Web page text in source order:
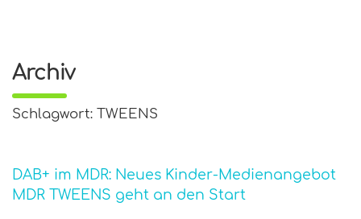
Archiv
Schlagwort: TWEENS
DAB+ im MDR: Neues Kinder-Medienangebot
MDR TWEENS geht an den Start